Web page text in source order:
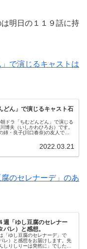
明日の１１９話に持
で演じるキャストは
どん」で演じるキャスト石
ドラ「ちむどんどん」で演じる
博夫（いしかわひろお）です。
姉・良子(川口春奈)の友人でも
2022.03.21
のセレナーデ」のあ
週「ゆし豆腐のセレナー
レ）と感想。
「ゆし豆腐のセレナーデ」で
レ）と感想をお届けします。先
りしりーは突然に」でした。